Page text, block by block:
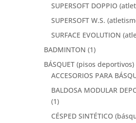
SUPERSOFT DOPPIO
SUPERSOFT W.S.
SURFACE EVOLUTION
BADMINTON (1)
BÁSQUET (pisos deportivos)
ACCESORIOS PARA
BALDOSA MODULAR
(1)
CÉSPED SINTÉTICO